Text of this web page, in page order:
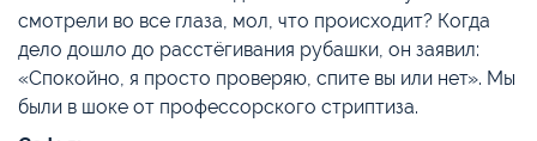
смотрели во все глаза, мол, что происходит? Когда
дело дошло до расстёгивания рубашки, он заявил:
«Спокойно, я просто проверяю, спите вы или нет». Мы
были в шоке от профессорского стриптиза.